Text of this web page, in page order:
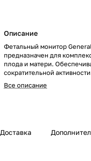
Описание
Фетальный монитор
предназначен для
плода и матери.
сократительной
артериального давления,
насыщения крови
Все описание
Доставка